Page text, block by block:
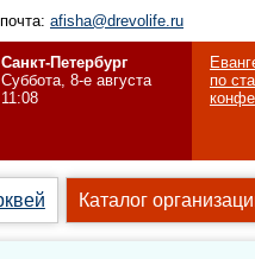
afisha@drevolife.ru
Санкт-Петербург
Суббота, 8-е августа
11:08
по
Каталог